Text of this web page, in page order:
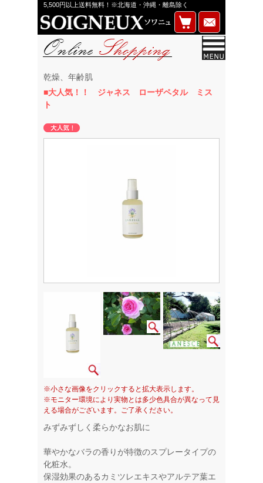
5,500円以上送料無料！※北海道・沖縄・離島除く
乾燥、年齢肌
■大人気！！ ジャネス ローザペタル ミス
ト
※小さな画像をクリックすると拡大表示します。
※モニター環境により実物とは多少色具合が異なって見
える場合がございます。ご了承ください。
みずみずしく柔らかなお肌に
華やかなバラの香りが特徴のスプレータイプの
化粧水。
保湿効果のあるカミツレエキスやアルテア葉エ